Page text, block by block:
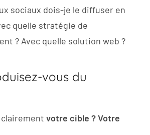
sociaux dois-je le diffuser en
quelle stratégie de
? Avec quelle solution web ?
vous du
votre cible ? Votre